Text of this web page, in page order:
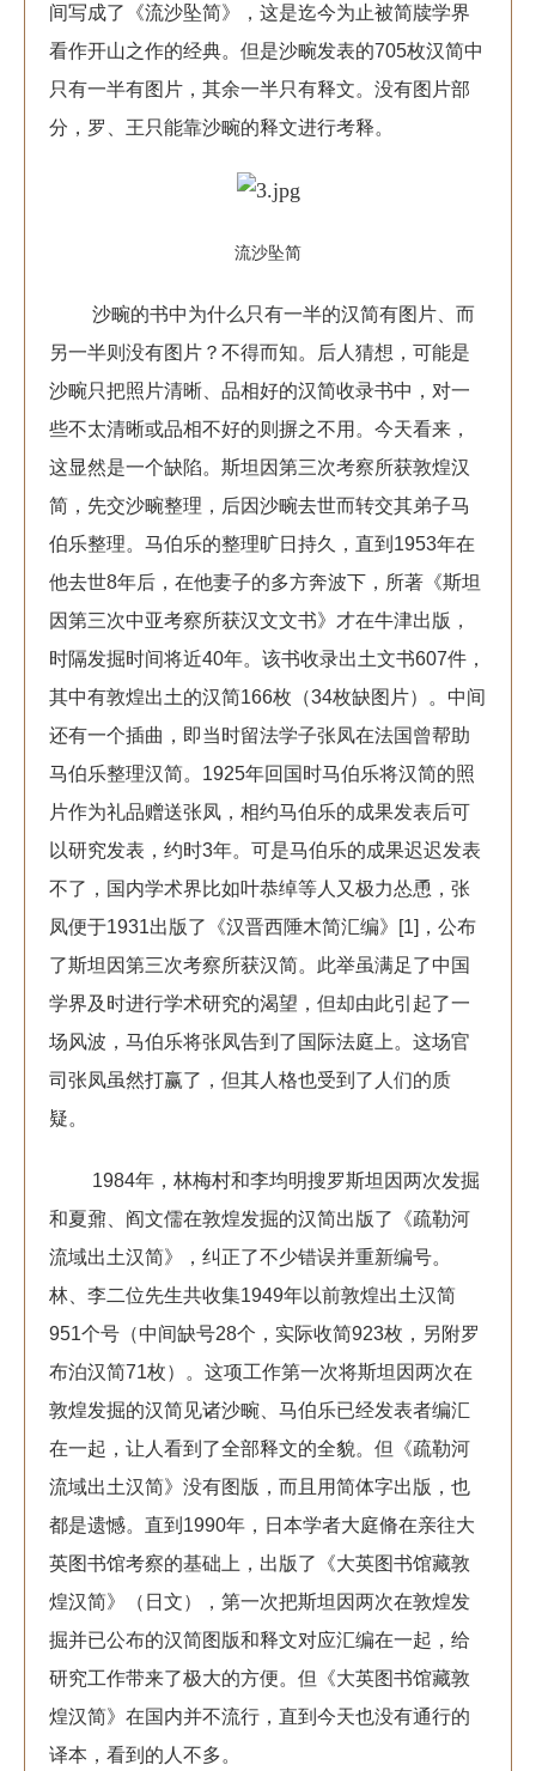
间写成了《流沙坠简》，这是迄今为止被简牍学界
看作开山之作的经典。但是沙畹发表的705枚汉简中
只有一半有图片，其余一半只有释文。没有图片部
分，罗、王只能靠沙畹的释文进行考释。
流沙坠简
沙畹的书中为什么只有一半的汉简有图片、而
另一半则没有图片？不得而知。后人猜想，可能是
沙畹只把照片清晰、品相好的汉简收录书中，对一
些不太清晰或品相不好的则摒之不用。今天看来，
这显然是一个缺陷。斯坦因第三次考察所获敦煌汉
简，先交沙畹整理，后因沙畹去世而转交其弟子马
伯乐整理。马伯乐的整理旷日持久，直到1953年在
他去世8年后，在他妻子的多方奔波下，所著《斯坦
因第三次中亚考察所获汉文文书》才在牛津出版，
时隔发掘时间将近40年。该书收录出土文书607件，
其中有敦煌出土的汉简166枚（34枚缺图片）。中间
还有一个插曲，即当时留法学子张凤在法国曾帮助
马伯乐整理汉简。1925年回国时马伯乐将汉简的照
片作为礼品赠送张凤，相约马伯乐的成果发表后可
以研究发表，约时3年。可是马伯乐的成果迟迟发表
不了，国内学术界比如叶恭绰等人又极力怂恿，张
凤便于1931出版了《汉晋西陲木简汇编》[1]，公布
了斯坦因第三次考察所获汉简。此举虽满足了中国
学界及时进行学术研究的渴望，但却由此引起了一
场风波，马伯乐将张凤告到了国际法庭上。这场官
司张凤虽然打赢了，但其人格也受到了人们的质
疑。
1984年，林梅村和李均明搜罗斯坦因两次发掘
和夏鼐、阎文儒在敦煌发掘的汉简出版了《疏勒河
流域出土汉简》，纠正了不少错误并重新编号。
林、李二位先生共收集1949年以前敦煌出土汉简
951个号（中间缺号28个，实际收简923枚，另附罗
布泊汉简71枚）。这项工作第一次将斯坦因两次在
敦煌发掘的汉简见诸沙畹、马伯乐已经发表者编汇
在一起，让人看到了全部释文的全貌。但《疏勒河
流域出土汉简》没有图版，而且用简体字出版，也
都是遗憾。直到1990年，日本学者大庭脩在亲往大
英图书馆考察的基础上，出版了《大英图书馆藏敦
煌汉简》（日文），第一次把斯坦因两次在敦煌发
掘并已公布的汉简图版和释文对应汇编在一起，给
研究工作带来了极大的方便。但《大英图书馆藏敦
煌汉简》在国内并不流行，直到今天也没有通行的
译本，看到的人不多。